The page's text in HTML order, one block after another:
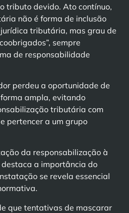
tributo devido. Ato contínuo,
não é forma de inclusão
tributária, mas grau de
sempre
de responsabilidade
perdeu a oportunidade de
ampla, evitando
tributária com
pertencer a um grupo
da responsabilização à
a importância do
se revela essencial
que tentativas de mascarar